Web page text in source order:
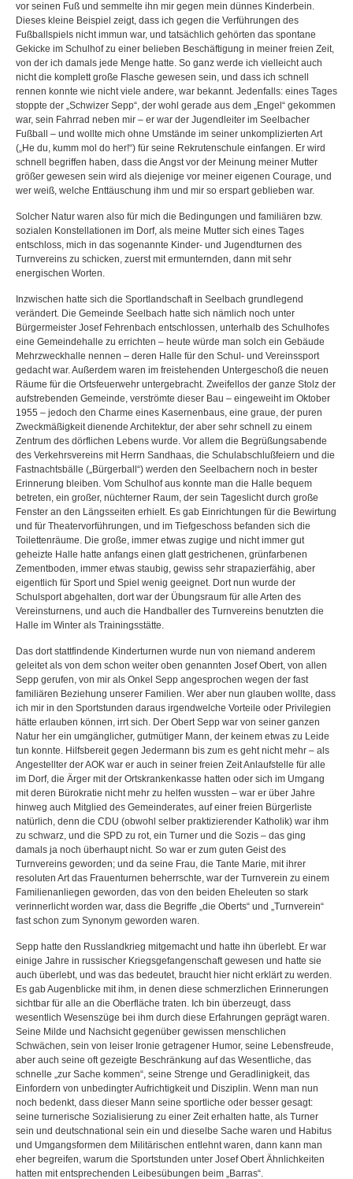
vor seinen Fuß und semmelte ihn mir gegen mein dünnes Kinderbein.
Dieses kleine Beispiel zeigt, dass ich gegen die Verführungen des
Fußballspiels nicht immun war, und tatsächlich gehörten das spontane
Gekicke im Schulhof zu einer belieben Beschäftigung in meiner freien Zeit,
von der ich damals jede Menge hatte. So ganz werde ich vielleicht auch
nicht die komplett große Flasche gewesen sein, und dass ich schnell
rennen konnte wie nicht viele andere, war bekannt. Jedenfalls: eines Tages
stoppte der „Schwizer Sepp“, der wohl gerade aus dem „Engel“ gekommen
war, sein Fahrrad neben mir – er war der Jugendleiter im Seelbacher
Fußball – und wollte mich ohne Umstände im seiner unkomplizierten Art
(„He du, kumm mol do her!“) für seine Rekrutenschule einfangen. Er wird
schnell begriffen haben, dass die Angst vor der Meinung meiner Mutter
größer gewesen sein wird als diejenige vor meiner eigenen Courage, und
wer weiß, welche Enttäuschung ihm und mir so erspart geblieben war.
Solcher Natur waren also für mich die Bedingungen und familiären bzw.
sozialen Konstellationen im Dorf, als meine Mutter sich eines Tages
entschloss, mich in das sogenannte Kinder- und Jugendturnen des
Turnvereins zu schicken, zuerst mit ermunternden, dann mit sehr
energischen Worten.
Inzwischen hatte sich die Sportlandschaft in Seelbach grundlegend
verändert. Die Gemeinde Seelbach hatte sich nämlich noch unter
Bürgermeister Josef Fehrenbach entschlossen, unterhalb des Schulhofes
eine Gemeindehalle zu errichten – heute würde man solch ein Gebäude
Mehrzweckhalle nennen – deren Halle für den Schul- und Vereinssport
gedacht war. Außerdem waren im freistehenden Untergeschoß die neuen
Räume für die Ortsfeuerwehr untergebracht. Zweifellos der ganze Stolz der
aufstrebenden Gemeinde, verströmte dieser Bau – eingeweiht im Oktober
1955 – jedoch den Charme eines Kasernenbaus, eine graue, der puren
Zweckmäßigkeit dienende Architektur, der aber sehr schnell zu einem
Zentrum des dörflichen Lebens wurde. Vor allem die Begrüßungsabende
des Verkehrsvereins mit Herrn Sandhaas, die Schulabschlußfeiern und die
Fastnachtsbälle („Bürgerball“) werden den Seelbachern noch in bester
Erinnerung bleiben. Vom Schulhof aus konnte man die Halle bequem
betreten, ein großer, nüchterner Raum, der sein Tageslicht durch große
Fenster an den Längsseiten erhielt. Es gab Einrichtungen für die Bewirtung
und für Theatervorführungen, und im Tiefgeschoss befanden sich die
Toilettenräume. Die große, immer etwas zugige und nicht immer gut
geheizte Halle hatte anfangs einen glatt gestrichenen, grünfarbenen
Zementboden, immer etwas staubig, gewiss sehr strapazierfähig, aber
eigentlich für Sport und Spiel wenig geeignet. Dort nun wurde der
Schulsport abgehalten, dort war der Übungsraum für alle Arten des
Vereinsturnens, und auch die Handballer des Turnvereins benutzten die
Halle im Winter als Trainingsstätte.
Das dort stattfindende Kinderturnen wurde nun von niemand anderem
geleitet als von dem schon weiter oben genannten Josef Obert, von allen
Sepp gerufen, von mir als Onkel Sepp angesprochen wegen der fast
familiären Beziehung unserer Familien. Wer aber nun glauben wollte, dass
ich mir in den Sportstunden daraus irgendwelche Vorteile oder Privilegien
hätte erlauben können, irrt sich. Der Obert Sepp war von seiner ganzen
Natur her ein umgänglicher, gutmütiger Mann, der keinem etwas zu Leide
tun konnte. Hilfsbereit gegen Jedermann bis zum es geht nicht mehr – als
Angestellter der AOK war er auch in seiner freien Zeit Anlaufstelle für alle
im Dorf, die Ärger mit der Ortskrankenkasse hatten oder sich im Umgang
mit deren Bürokratie nicht mehr zu helfen wussten – war er über Jahre
hinweg auch Mitglied des Gemeinderates, auf einer freien Bürgerliste
natürlich, denn die CDU (obwohl selber praktizierender Katholik) war ihm
zu schwarz, und die SPD zu rot, ein Turner und die Sozis – das ging
damals ja noch überhaupt nicht. So war er zum guten Geist des
Turnvereins geworden; und da seine Frau, die Tante Marie, mit ihrer
resoluten Art das Frauenturnen beherrschte, war der Turnverein zu einem
Familienanliegen geworden, das von den beiden Eheleuten so stark
verinnerlicht worden war, dass die Begriffe „die Oberts“ und „Turnverein“
fast schon zum Synonym geworden waren.
Sepp hatte den Russlandkrieg mitgemacht und hatte ihn überlebt. Er war
einige Jahre in russischer Kriegsgefangenschaft gewesen und hatte sie
auch überlebt, und was das bedeutet, braucht hier nicht erklärt zu werden.
Es gab Augenblicke mit ihm, in denen diese schmerzlichen Erinnerungen
sichtbar für alle an die Oberfläche traten. Ich bin überzeugt, dass
wesentlich Wesenszüge bei ihm durch diese Erfahrungen geprägt waren.
Seine Milde und Nachsicht gegenüber gewissen menschlichen
Schwächen, sein von leiser Ironie getragener Humor, seine Lebensfreude,
aber auch seine oft gezeigte Beschränkung auf das Wesentliche, das
schnelle „zur Sache kommen“, seine Strenge und Geradlinigkeit, das
Einfordern von unbedingter Aufrichtigkeit und Disziplin. Wenn man nun
noch bedenkt, dass dieser Mann seine sportliche oder besser gesagt:
seine turnerische Sozialisierung zu einer Zeit erhalten hatte, als Turner
sein und deutschnational sein ein und dieselbe Sache waren und Habitus
und Umgangsformen dem Militärischen entlehnt waren, dann kann man
eher begreifen, warum die Sportstunden unter Josef Obert Ähnlichkeiten
hatten mit entsprechenden Leibesübungen beim „Barras“.